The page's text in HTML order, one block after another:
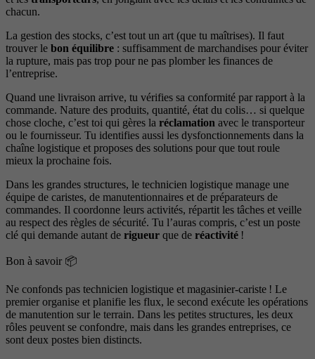
chacun.
La gestion des stocks, c’est tout un art (que tu maîtrises). Il faut
trouver le bon équilibre : suffisamment de marchandises pour éviter
la rupture, mais pas trop pour ne pas plomber les finances de
l’entreprise.
Quand une livraison arrive, tu vérifies sa conformité par rapport à la
commande. Nature des produits, quantité, état du colis… si quelque
chose cloche, c’est toi qui gères la réclamation avec le transporteur
ou le fournisseur. Tu identifies aussi les dysfonctionnements dans la
chaîne logistique et proposes des solutions pour que tout roule
mieux la prochaine fois.
Dans les grandes structures, le technicien logistique manage une
équipe de caristes, de manutentionnaires et de préparateurs de
commandes. Il coordonne leurs activités, répartit les tâches et veille
au respect des règles de sécurité. Tu l’auras compris, c’est un poste
clé qui demande autant de rigueur que de réactivité !
Bon à savoir 📦
Ne confonds pas technicien logistique et magasinier-cariste ! Le
premier organise et planifie les flux, le second exécute les opérations
de manutention sur le terrain. Dans les petites structures, les deux
rôles peuvent se confondre, mais dans les grandes entreprises, ce
sont deux postes bien distincts.